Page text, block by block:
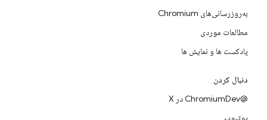
به‌روزرسانی‌های Chromium
مطالعات موردی
پادکست ها و نمایش ها
دنبال کردن
@ChromiumDev در X
یوتیوب